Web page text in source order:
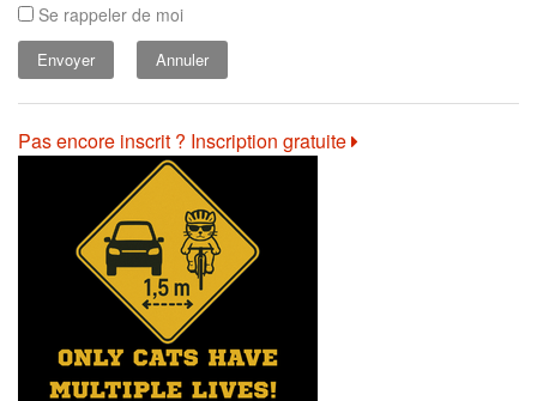
Se rappeler de moi
Annuler
Pas encore inscrit ? Inscription gratuite